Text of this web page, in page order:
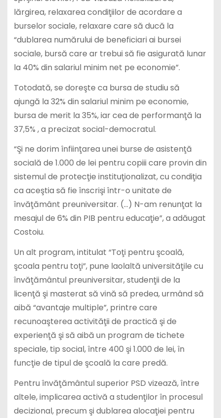
lărgirea, relaxarea condiţiilor de acordare a
burselor sociale, relaxare care să ducă la
“dublarea numărului de beneficiari ai bursei
sociale, bursă care ar trebui să fie asigurată lunar
la 40% din salariul minim net pe economie”.
Totodată, se doreşte ca bursa de studiu să
ajungă la 32% din salariul minim pe economie,
bursa de merit la 35%, iar cea de performanţă la
37,5% , a precizat social-democratul.
“Şi ne dorim înfiinţarea unei burse de asistenţă
socială de 1.000 de lei pentru copiii care provin din
sistemul de protecţie instituţionalizat, cu condiţia
ca aceştia să fie înscrişi într-o unitate de
învăţământ preuniversitar. (…) N-am renunţat la
mesajul de 6% din PIB pentru educaţie”, a adăugat
Costoiu.
Un alt program, intitulat “Toţi pentru şcoală,
şcoala pentru toţi”, pune laolaltă universităţile cu
învăţământul preuniversitar, studenţii de la
licenţă şi masterat să vină să predea, urmând să
aibă “avantaje multiple”, printre care
recunoaşterea activităţii de practică şi de
experienţă şi să aibă un program de tichete
speciale, tip social, între 400 şi 1.000 de lei, în
funcţie de tipul de şcoală la care predă.
Pentru învăţământul superior PSD vizează, între
altele, implicarea activă a studenţilor în procesul
decizional, precum şi dublarea alocaţiei pentru